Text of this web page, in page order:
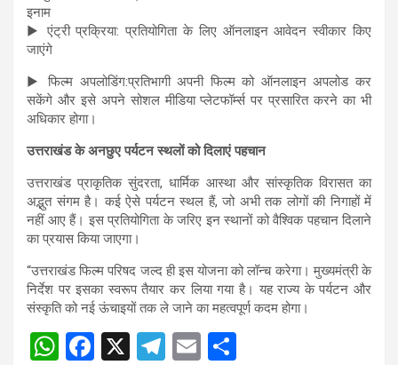
इनाम
▶ एंट्री प्रक्रिया: प्रतियोगिता के लिए ऑनलाइन आवेदन स्वीकार किए
जाएंगे
▶ फिल्म अपलोडिंग:प्रतिभागी अपनी फिल्म को ऑनलाइन अपलोड कर
सकेंगे और इसे अपने सोशल मीडिया प्लेटफॉर्म्स पर प्रसारित करने का भी
अधिकार होगा।
उत्तराखंड के अनछुए पर्यटन स्थलों को दिलाएं पहचान
उत्तराखंड प्राकृतिक सुंदरता, धार्मिक आस्था और सांस्कृतिक विरासत का
अद्भुत संगम है। कई ऐसे पर्यटन स्थल हैं, जो अभी तक लोगों की निगाहों में
नहीं आए हैं। इस प्रतियोगिता के जरिए इन स्थानों को वैश्विक पहचान दिलाने
का प्रयास किया जाएगा।
“उत्तराखंड फिल्म परिषद जल्द ही इस योजना को लॉन्च करेगा। मुख्यमंत्री के
निर्देश पर इसका स्वरूप तैयार कर लिया गया है। यह राज्य के पर्यटन और
संस्कृति को नई ऊंचाइयों तक ले जाने का महत्वपूर्ण कदम होगा।
W F
X
T
E